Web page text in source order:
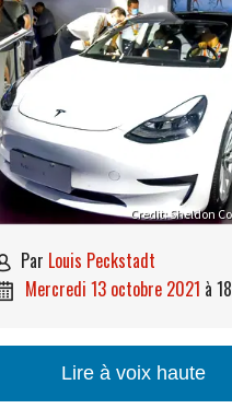
Credit: Sheldon
par Louis Peckstadt
mercredi 13 octobre 2021 à
Lire à voix haute